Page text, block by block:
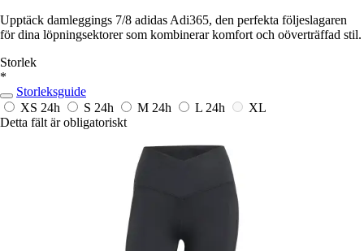
Upptäck damleggings 7/8 adidas Adi365, den perfekta följeslagaren
för dina löpningsektorer som kombinerar komfort och oöverträffad stil.
Storlek
*
Storleksguide
XS 24h S 24h M 24h L 24h
XL
Detta fält är obligatoriskt